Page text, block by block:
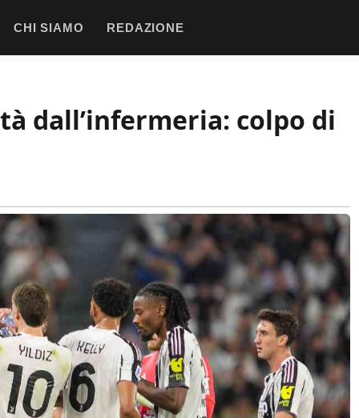
CHI SIAMO REDAZIONE
dall’infermeria: colpo di